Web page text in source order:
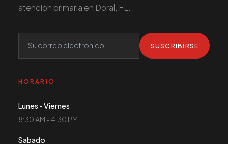
atencion primaria en Doral, FL.
SUSCRIBIRSE
HORARIO
Lunes - Viernes
8:30 AM - 4:30 PM
Sabado